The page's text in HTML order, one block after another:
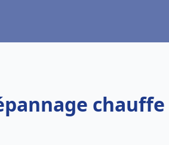
chauffe